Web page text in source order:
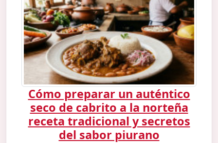
Cómo preparar un auténtico
seco de cabrito a la norteña
receta tradicional y secretos
del sabor piurano